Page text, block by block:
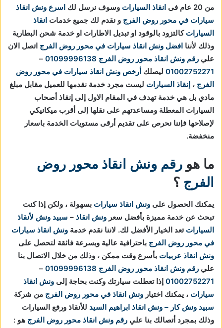
من 20 عام فى
انقاذ السيارات وسوف نرسل لك اسرع ونش انقاذ
سيارات في محور روض الفرج و نقدم لك جميع خدمات انقاذ
السيارات كالتزود بالوقود او تبديل الاطارات او خدمة شحن البطارية
وذلك لأننا افضل ونش انقاذ سيارات في محور روض الفرج اتصل الان
علي رقم ونش انقاذ محور روض الفرج 01099996138
–
01002752271 ليصلك أرخص ونش انقاذ سيارات في محور روض
الفرج ، إنقاذ السيارات ليست مجرد خدمة نقدمها للعميل مقابل مبلغ
مادي بل هي خدمة تهدف في المقام الاول إلى إنقاذ أصحاب
السيارات المعطلة ومساعدتهم على نقلها إلى أقرب ميكانيكي
لإصلاحها فإننا نحرص على تقديم أرقى مستويات الخدمة باسعار
منخفضة.
ما هو رقم ونش انقاذ محور روض
الفرج ؟
يمكنك الحصول على ونش انقاذ سيارات بسهولة ، ولكن إذا كنت
تبحث عن خدمة مميزة بأفضل سعر ونش انقاذ – سبيد ونش لأنقاذ
السيارات تعد الخيار الأفضل لك. لاننا نقدم خدمة ونش انقاذ سيارات
في محور روض الفرج باحترافية عالية وبسرعة فائقة لتحصل على
ونش انقاذ عربيات بأسرع وقت ممكن ، وذلك من خلال الاتصال بنا
علي رقم ونش انقاذ محور روض الفرج 01099996138
–
01002752271 إذا تعطلت سيارتك وكنت بحاجة إلى ونش انقاذ
سيارات ، يمكنك اختيار ونش انقاذ في محور روض الفرج من شركة
سبيد ونش كار – ونش انقاذ ابراهيم السيد للأنقاذ ورفع السيارات
وذلك بمجرد أتصالك بنا علي رقم ونش انقاذ محور روض الفرج هو :